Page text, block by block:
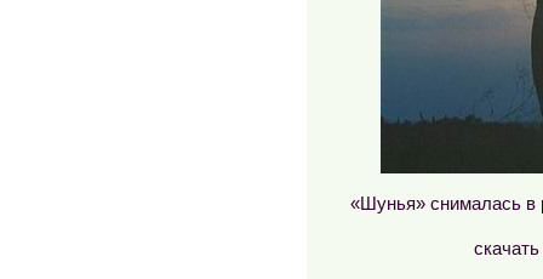
«Шунья» снималась в